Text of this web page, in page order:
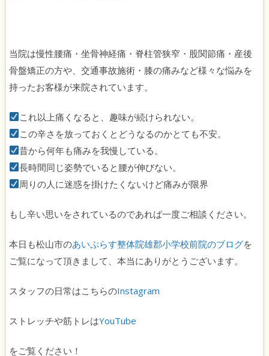
当院は慢性腰痛・坐骨神経痛・脊柱管狭窄・股関節痛・産後
骨盤矯正の方や、交通事故施術・膝の痛みなど様々な悩みを
持ったお客様が来院されています。
これ以上痛くなると、趣味が続けられない。
この辛さを放っておくとどうなるのかとても不安。
昔から何年も痛みを我慢している。
長時間同じ姿勢でいると腰が伸びない。
周りの人に迷惑を掛けたくないけど痛みが限界
もし辛い思いをされているのであれば一度ご相談ください。
本日も松山市のあいぷらす整体院雄郡小学校前院のブログを
ご覧になって頂きまして、本当にありがとうございます。
スタッフの日常はこちらのInstagram
ストレッチや筋トレはYouTube
をご覧ください！